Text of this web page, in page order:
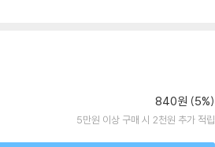
840원 (5%)
5만원 이상 구매 시 2천원 추가 적립